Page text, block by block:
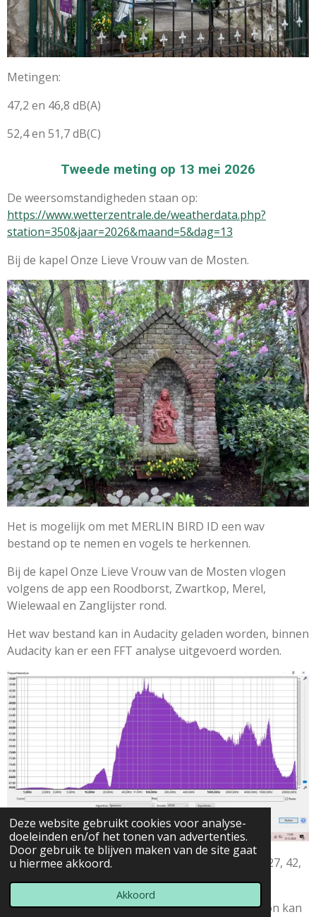
Deze website gebruikt cookies voor analyse-
doeleinden en/of het tonen van advertenties.
Door gebruik te blijven maken van de site gaat
u hiermee akkoord.
Akkoord
Metingen:
47,2 en 46,8 dB(A)
52,4 en 51,7 dB(C)
Tweede meting op 13 mei 2026
De weersomstandigheden staan op:
https://www.wetterzentrale.de/weatherdata.php?
station=350&jaar=2026&maand=5&dag=13
Bij de kapel Onze Lieve Vrouw van de Mosten.
Het is mogelijk om met MERLIN BIRD ID een wav
bestand op te nemen en vogels te herkennen.
Bij de kapel Onze Lieve Vrouw van de Mosten vlogen
volgens de app een Roodborst, Zwartkop, Merel,
Wielewaal en Zanglijster rond.
Het wav bestand kan in Audacity geladen worden, binnen
Audacity kan er een FFT analyse uitgevoerd worden.
Als we de FFT grafiek bekijken dan zien we de 17, 27, 42,
57, 77, 87, 107 en 152 Hz er boven uitspringen.
Er zit een duidelijk relatie in de frequenties, de bron kan